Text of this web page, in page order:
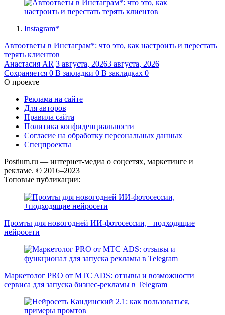
Instagram*
Автоответы в Инстаграм*: что это, как настроить и перестать
терять клиентов
Анастасия AR 3 августа, 20263 августа, 2026
Сохраняется 0 В закладки 0 В закладках 0
О проекте
Реклама на сайте
Для авторов
Правила сайта
Политика конфиденциальности
Согласие на обработку персональных данных
Спецпроекты
Postium.ru — интернет-медиа о соцсетях, маркетинге и
рекламе. © 2016–2023
Топовые публикации:
Промты для новогодней ИИ-фотосессии, +подходящие
нейросети
Маркетолог PRO от MTC ADS: отзывы и возможности
сервиса для запуска бизнес-рекламы в Telegram